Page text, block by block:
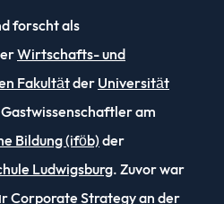
forscht als
Wirtschafts- und
Fakultätder Universität
am
Bildung (iföb) der
Ludwigsburg. Zuvorwar
Corporate Strategy an der